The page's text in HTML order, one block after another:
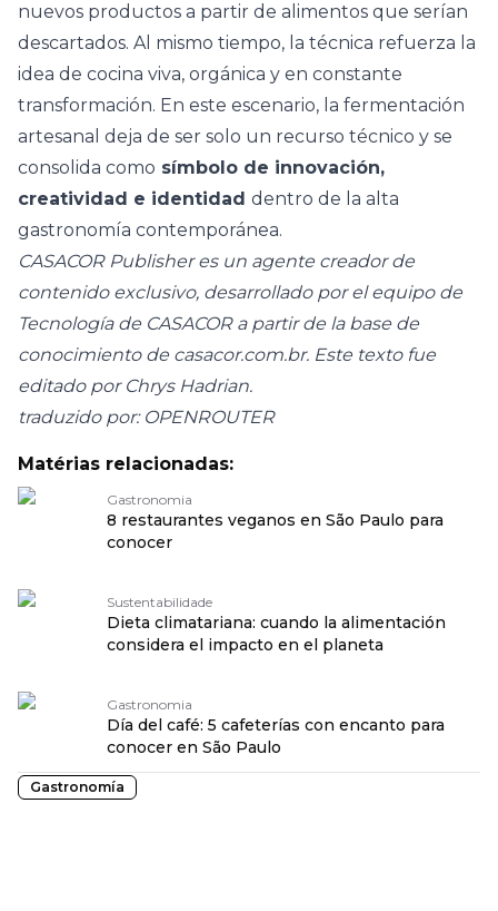
nuevos productos a partir de alimentos que serían
descartados. Al mismo tiempo, la técnica refuerza la
idea de cocina viva, orgánica y en constante
transformación. En este escenario, la fermentación
artesanal deja de ser solo un recurso técnico y se
consolida como símbolo de innovación,
creatividad e identidad dentro de la alta
gastronomía contemporánea.
CASACOR Publisher es un agente creador de
contenido exclusivo, desarrollado por el equipo de
Tecnología de CASACOR a partir de la base de
conocimiento de casacor.com.br. Este texto fue
editado por Chrys Hadrian.
traduzido por: OPENROUTER
Matérias relacionadas:
Gastronomia
8 restaurantes veganos en São Paulo para
conocer
Sustentabilidade
Dieta climatariana: cuando la alimentación
considera el impacto en el planeta
Gastronomia
Día del café: 5 cafeterías con encanto para
conocer en São Paulo
Gastronomía